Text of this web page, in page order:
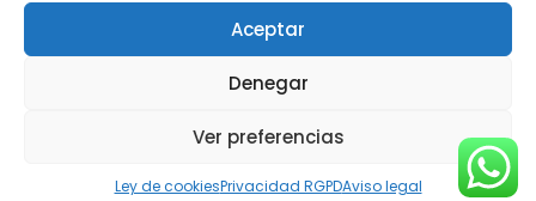
Aceptar
Denegar
Ver preferencias
Ley de cookiesPrivacidad RGPDAviso legal